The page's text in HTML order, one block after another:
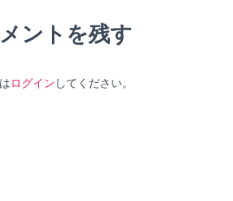
ントを残す
ログイン してください。